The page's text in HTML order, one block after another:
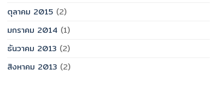
ตุลาคม 2015 (2)
มกราคม 2014 (1)
ธันวาคม 2013 (2)
สิงหาคม 2013 (2)